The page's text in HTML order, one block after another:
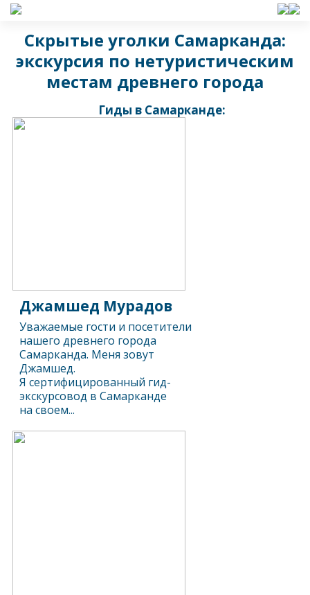
Скрытые уголки Самарканда:
экскурсия по нетуристическим
местам древнего города
Гиды в Самарканде:
Джамшед Мурадов
Уважаемые гости и посетители
нашего древнего города
Самарканда. Меня зовут
Джамшед.
Я сертифицированный гид-
экскурсовод в Самарканде
на своем...